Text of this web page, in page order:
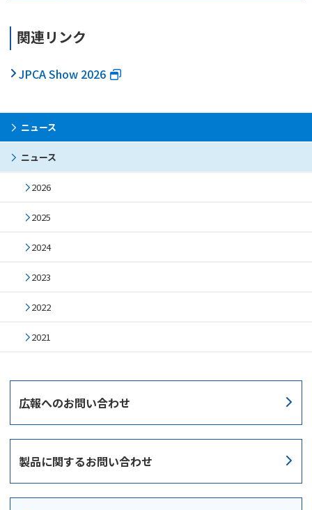
関連リンク
JPCA Show 2026
ニュース
ニュース
2026
2025
2024
2023
2022
2021
広報へのお問い合わせ
製品に関するお問い合わせ